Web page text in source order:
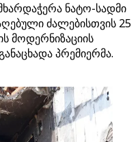
ნატო-სადმი
ძალებისთვის 25
მოდერნიზაციის
პრემიერმა.